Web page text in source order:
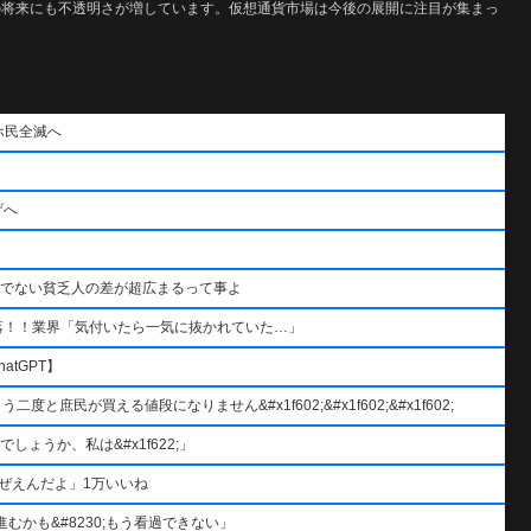
来にも不透明さが増しています。仮想通貨市場は今後の展開に注目が集まっ
民全滅へ
へ
ない貧乏人の差が超広まるって事よ
！業界「気付いたら一気に抜かれていた…」
】
二度と庶民が買える値段になりません&#x1f602;&#x1f602;&#x1f602;
しょうか、私は&#x1f622;」
えんだよ」1万いいね
かも&#8230;もう看過できない」